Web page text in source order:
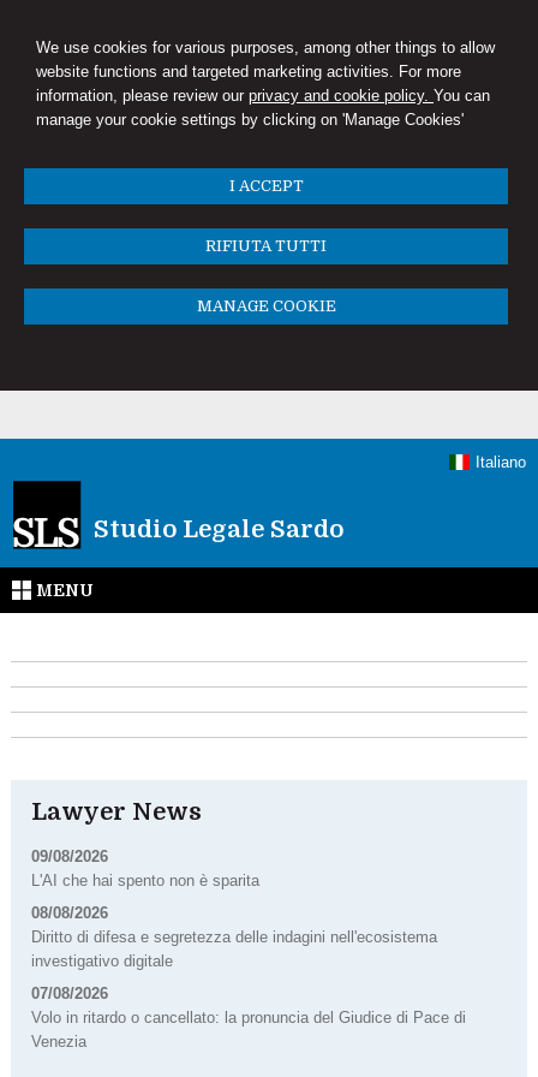
We use cookies for various purposes, among other things to allow
website functions and targeted marketing activities. For more
information, please review our privacy and cookie policy. You can
manage your cookie settings by clicking on 'Manage Cookies'
I ACCEPT
RIFIUTA TUTTI
MANAGE COOKIE
Studio Legale Sardo
Italiano
MENU
Lawyer News
09/08/2026
L'AI che hai spento non è sparita
08/08/2026
Diritto di difesa e segretezza delle indagini nell'ecosistema
investigativo digitale
07/08/2026
Volo in ritardo o cancellato: la pronuncia del Giudice di Pace di
Venezia